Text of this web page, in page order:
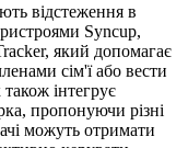
відстеження в
Syncup,
який допомагає
сім'ї або вести
інтегрує
пропонуючи різні
можуть отримати